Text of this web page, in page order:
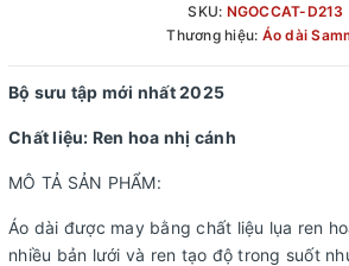
SKU: NGOCCAT-D213
Thương hiệu: Áo dài
Bộ sưu tập mới nhất 2025
Chất liệu: Ren hoa nhị cánh
MÔ TẢ SẢN PHẨM:
Áo dài được may bằng chất liệu lụa ren
nhiều bản lưới và ren tạo độ trong suốt